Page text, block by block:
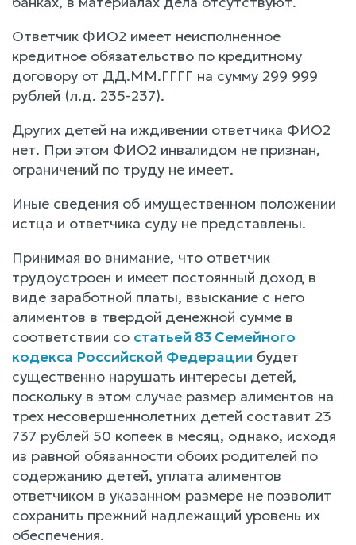
Ответчик ФИО2 имеет неисполненное
кредитное обязательство по кредитному
договору от ДД.ММ.ГГГГ на сумму 299 999
рублей (л.д. 235-237).
Других детей на иждивении ответчика ФИО2
нет. При этом ФИО2 инвалидом не признан,
ограничений по труду не имеет.
Иные сведения об имущественном положении
истца и ответчика суду не представлены.
Принимая во внимание, что ответчик
трудоустроен и имеет постоянный доход в
виде заработной платы, взыскание с него
алиментов в твердой денежной сумме в
соответствии со статьей 83 Семейного
кодекса Российской Федерации будет
существенно нарушать интересы детей,
поскольку в этом случае размер алиментов на
трех несовершеннолетних детей составит 23
737 рублей 50 копеек в месяц, однако, исходя
из равной обязанности обоих родителей по
содержанию детей, уплата алиментов
ответчиком в указанном размере не позволит
сохранить прежний надлежащий уровень их
обеспечения.